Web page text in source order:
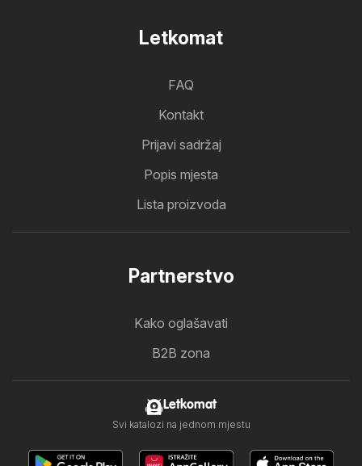
Letkomat
FAQ
Kontakt
Prijavi sadržaj
Popis mjesta
Lista proizvoda
Partnerstvo
Kako oglašavati
B2B zona
Letkomat
Svi katalozi na jednom mjestu